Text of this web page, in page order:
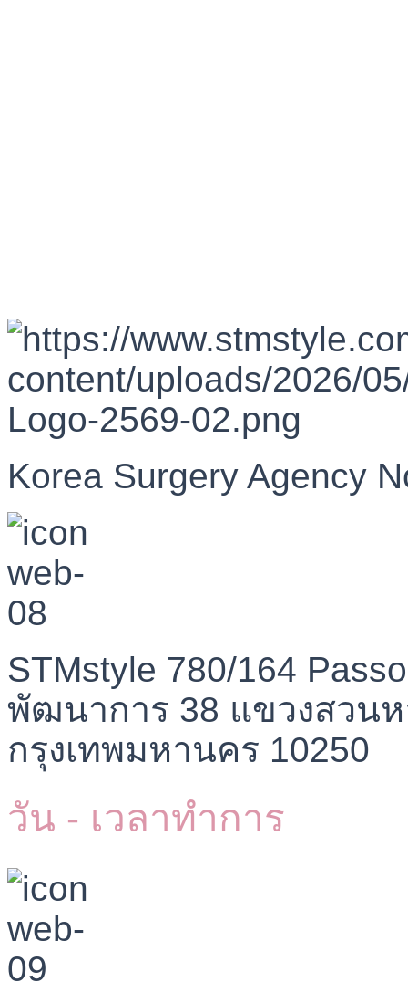
Korea Surgery Agency
STMstyle 780/164
พัฒนาการ 38 แขวงสวน
กรุงเทพมหานคร 10250
วัน - เวลาทำการ